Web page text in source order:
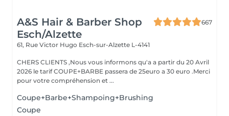
A&S Hair & Barber Shop
Esch/Alzette
667
61, Rue Victor Hugo Esch-sur-Alzette L-4141
CHERS CLIENTS ,Nous vous informons qu'a a partir du 20 Avril
2026 le tarif COUPE+BARBE passera de 25euro a 30 euro .Merci
pour votre compréhension et ...
Coupe+Barbe+Shampoing+Brushing
Coupe